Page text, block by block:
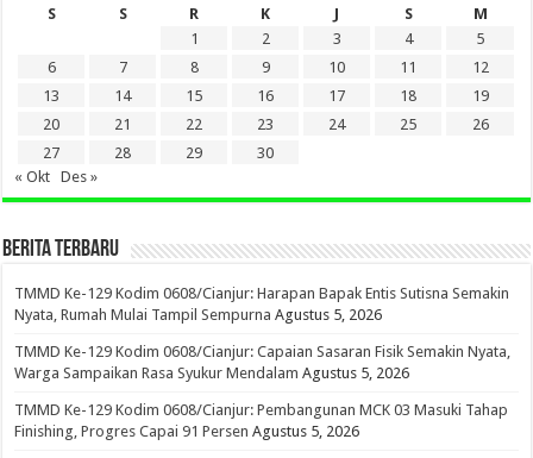
S
S R K J S
M
1
2 3 4
5
6
7 8 9 10 11
12
13
14 15 16 17 18
19
20
21 22 23 24 25
26
27
28 29
30
« Okt
Des »
BERITA TERBARU
TMMD Ke-129 Kodim 0608/Cianjur: Harapan Bapak Entis Sutisna Semakin
Nyata, Rumah Mulai Tampil Sempurna Agustus 5, 2026
TMMD Ke-129 Kodim 0608/Cianjur: Capaian Sasaran Fisik Semakin Nyata,
Warga Sampaikan Rasa Syukur Mendalam Agustus 5, 2026
TMMD Ke-129 Kodim 0608/Cianjur: Pembangunan MCK 03 Masuki Tahap
Finishing, Progres Capai 91 Persen Agustus 5, 2026